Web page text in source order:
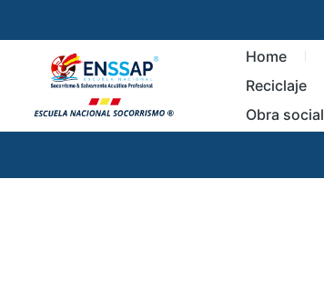
Home
Reciclaje
Obra social